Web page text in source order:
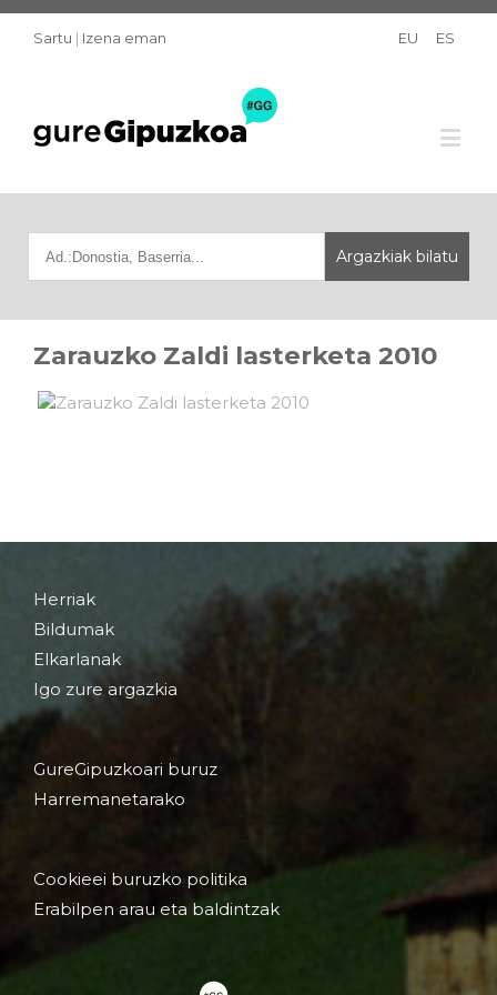
Sartu | Izena eman EU ES
Zarauzko Zaldi lasterketa 2010
Herriak
Bildumak
Elkarlanak
Igo zure argazkia
GureGipuzkoari buruz
Harremanetarako
Cookieei buruzko politika
Erabilpen arau eta baldintzak